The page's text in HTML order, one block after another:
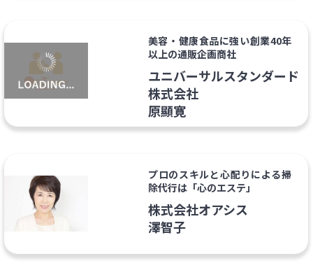
美容・健康食品に強い創業40年
以上の通販企画商社
ユニバーサルスタンダード
株式会社
原顯寛
プロのスキルと心配りによる掃
除代行は「心のエステ」
株式会社オアシス
澤智子